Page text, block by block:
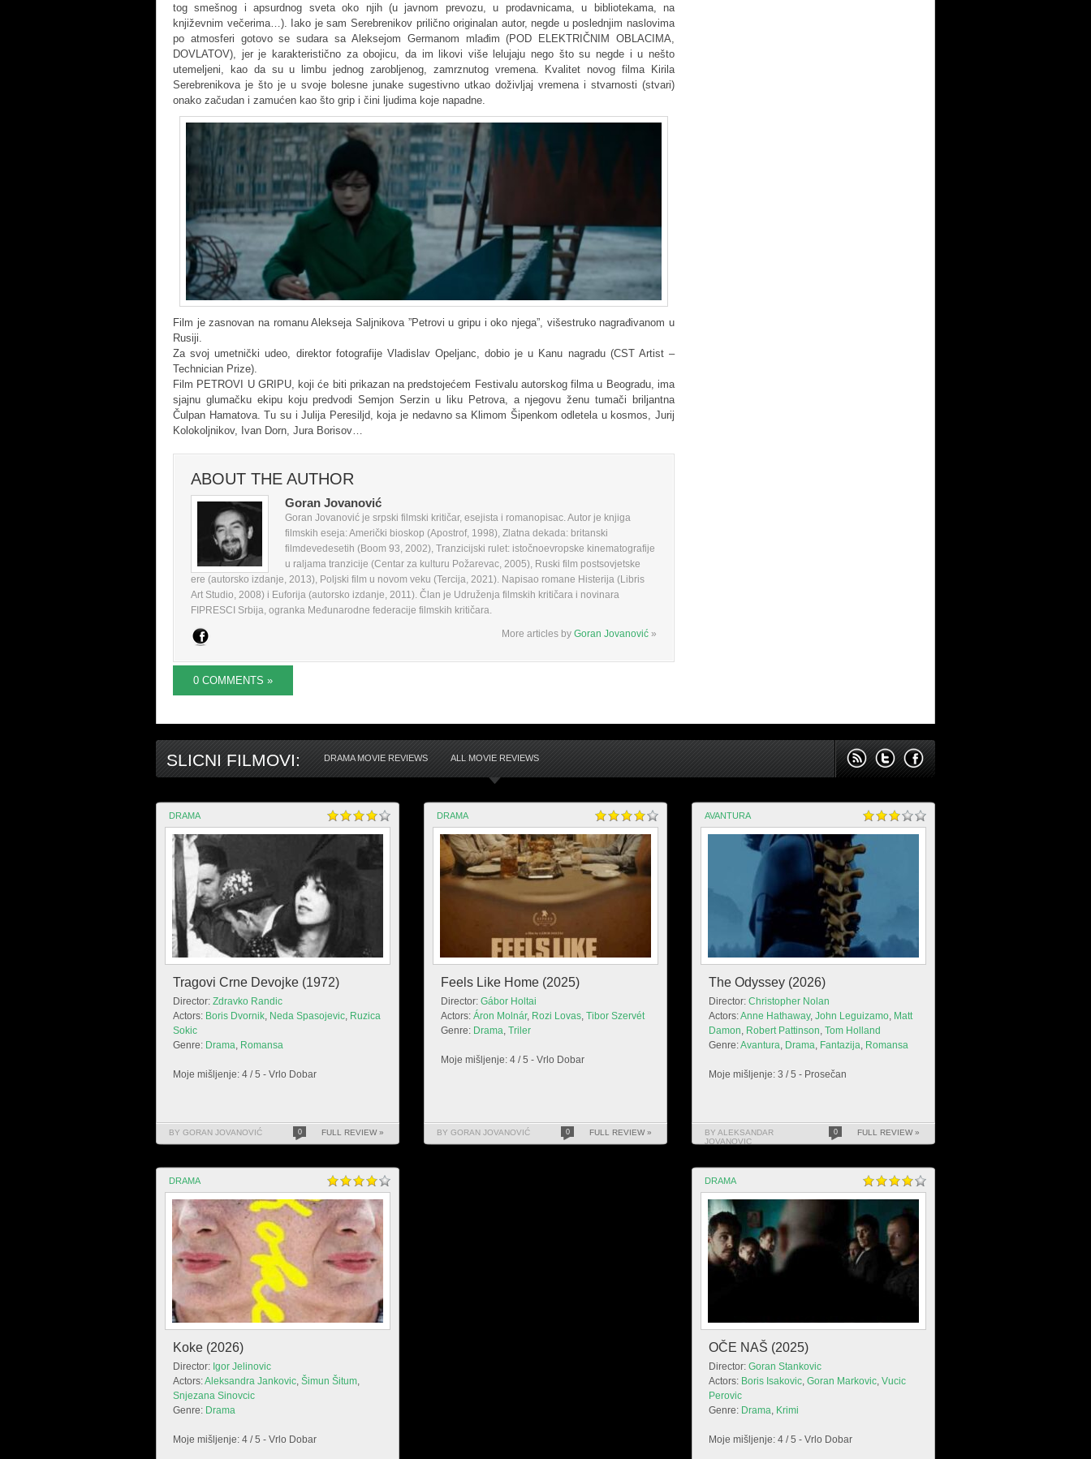
tog smešnog i apsurdnog sveta oko njih (u javnom prevozu, u prodavnicama, u bibliotekama, na
književnim večerima…). Iako je sam Serebrenikov prilično originalan autor, negde u poslednjim naslovima
po atmosferi gotovo se sudara sa Aleksejom Germanom mlađim (POD ELEKTRIČNIM OBLACIMA,
DOVLATOV), jer je karakteristično za obojicu, da im likovi više lelujaju nego što su negde i u nešto
utemeljeni, kao da su u limbu jednog zarobljenog, zamrznutog vremena. Kvalitet novog filma Kirila
Serebrenikova je što je u svoje bolesne junake sugestivno utkao doživljaj vremena i stvarnosti (stvari)
onako začudan i zamućen kao što grip i čini ljudima koje napadne.
Film je zasnovan na romanu Alekseja Saljnikova ”Petrovi u gripu i oko njega”, višestruko nagrađivanom u
Rusiji.
Za svoj umetnički udeo, direktor fotografije Vladislav Opeljanc, dobio je u Kanu nagradu (CST Artist –
Technician Prize).
Film PETROVI U GRIPU, koji će biti prikazan na predstojećem Festivalu autorskog filma u Beogradu, ima
sjajnu glumačku ekipu koju predvodi Semjon Serzin u liku Petrova, a njegovu ženu tumači briljantna
Čulpan Hamatova. Tu su i Julija Peresiljd, koja je nedavno sa Klimom Šipenkom odletela u kosmos, Jurij
Kolokoljnikov, Ivan Dorn, Jura Borisov…
ABOUT THE AUTHOR
Goran Jovanović
Goran Jovanović je srpski filmski kritičar, esejista i romanopisac. Autor je knjiga
filmskih eseja: Američki bioskop (Apostrof, 1998), Zlatna dekada: britanski
filmdevedesetih (Boom 93, 2002), Tranzicijski rulet: istočnoevropske kinematografije
u raljama tranzicije (Centar za kulturu Požarevac, 2005), Ruski film postsovjetske
ere (autorsko izdanje, 2013), Poljski film u novom veku (Tercija, 2021). Napisao romane Histerija (Libris
Art Studio, 2008) i Euforija (autorsko izdanje, 2011). Član je Udruženja filmskih kritičara i novinara
FIPRESCI Srbija, ogranka Međunarodne federacije filmskih kritičara.
More articles by Goran Jovanović »
0 COMMENTS »
SLICNI FILMOVI: DRAMA MOVIE REVIEWS ALL MOVIE REVIEWS
DRAMA
Tragovi Crne Devojke (1972)
Director: Zdravko Randic
Actors: Boris Dvornik, Neda Spasojevic, Ruzica
Sokic
Genre: Drama, Romansa
Moje mišljenje: 4 / 5 - Vrlo Dobar
BY GORAN JOVANOVIĆ 0 FULL REVIEW »
DRAMA
Feels Like Home (2025)
Director: Gábor Holtai
Actors: Áron Molnár, Rozi Lovas, Tibor Szervét
Genre: Drama, Triler
Moje mišljenje: 4 / 5 - Vrlo Dobar
BY GORAN JOVANOVIĆ 0 FULL REVIEW »
AVANTURA
The Odyssey (2026)
Director: Christopher Nolan
Actors:Anne Hathaway, John Leguizamo, Matt
Damon, Robert Pattinson, Tom Holland
Genre:Avantura, Drama, Fantazija, Romansa
Moje mišljenje: 3 / 5 - Prosečan
BY ALEKSANDAR
JOVANOVIC
0 FULL REVIEW »
DRAMA
Koke (2026)
Director: Igor Jelinovic
Actors:Aleksandra Jankovic, Šimun Šitum,
Snjezana Sinovcic
Genre: Drama
Moje mišljenje: 4 / 5 - Vrlo Dobar
DRAMA
OČE NAŠ (2025)
Director: Goran Stankovic
Actors: Boris Isakovic, Goran Markovic, Vucic
Perovic
Genre: Drama, Krimi
Moje mišljenje: 4 / 5 - Vrlo Dobar